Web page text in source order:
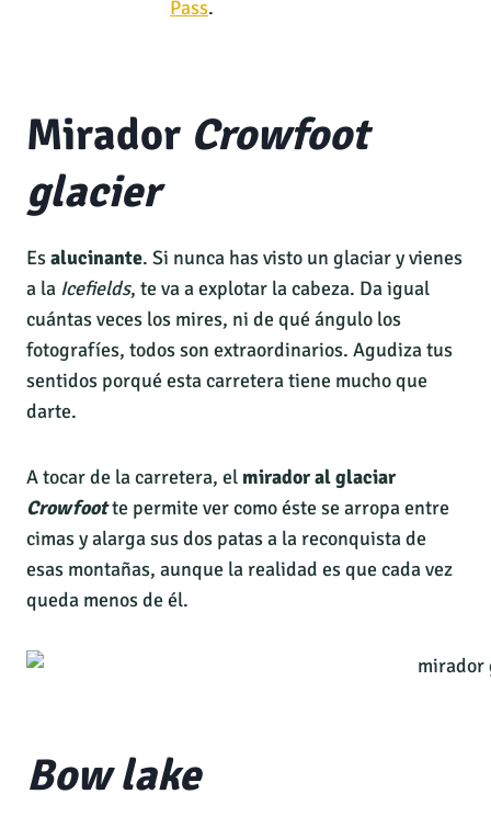
Pass.
Mirador Crowfoot
glacier
Esalucinante. Si nunca has visto un glaciar y vienes
a la Icefields, te va a explotar la cabeza. Da igual
cuántas veces los mires, ni de qué ángulo los
fotografíes, todos son extraordinarios. Agudiza tus
sentidos porqué esta carretera tiene mucho que
darte.
A tocar de la carretera, el mirador al glaciar
Crowfootte permite ver como éste se arropa entre
cimas y alarga sus dos patas a la reconquista de
esas montañas, aunque la realidad es que cada vez
queda menos de él.
Bow lake